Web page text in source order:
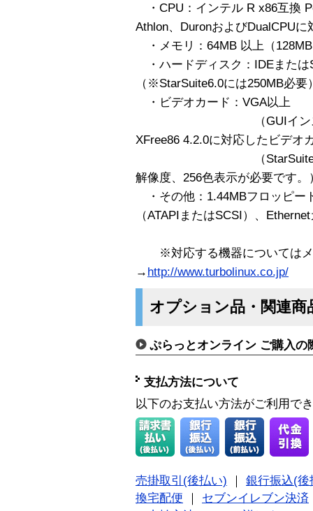
・CPU：インテル R x86互
Athlon、DuronおよびDualCPUに
・メモリ：64MB 以上（
・ハードディスク：IDEまたは
（※StarSuite6.0には250MB必要
・ビデオカード：VGA以上
（GUIインストール
XFree86 4.2.0に対応したビデオ
（StarSuite6.0を使用
解像度、256色表示が必要です。
・その他：1.44MBフロッピー
（ATAPIまたはSCSI）、
※対応する機器についてはメ
→ http://www.turbolinux.co.jp/
オプション品・関連商
ぷらっとオンライン ご購入の
支払方法について
以下のお支払い方法がご利用で
売掛取引(後払い)
銀行振込(後
換宅配便
セブンイレブン決済